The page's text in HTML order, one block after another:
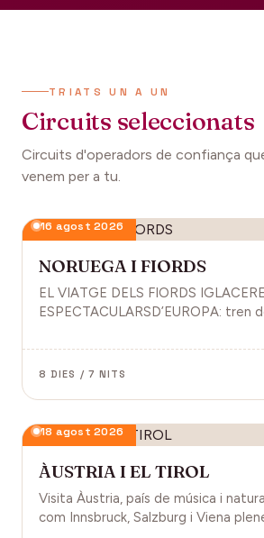
TRIATS UN A UN
Circuits seleccionats
Circuits d'operadors de confiança
venem per a tu.
16 agost 2026
NORUEGA I FIORDS
EL VIATGE DELS FIORDS
ESPECTACULARSD’EUROPA: tren
8 DIES / 7 NITS
18 agost 2026
ÀUSTRIA I EL TIROL
Visita Àustria, país de música i
com Innsbruck, Salzburg i Viena